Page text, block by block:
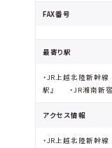
FAX番号
最寄り駅
・JR上越北陸新幹
駅』 ・JR湘南新宿
アクセス情報
・JR上越北陸新幹